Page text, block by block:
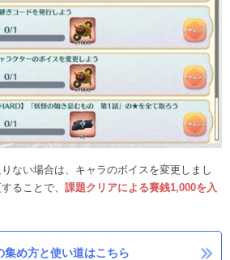
ない場合は、キャラのボイスを変更しまし
ることで、 課題クリアによる賽銭1,000を入
集め方と使い道はこちら